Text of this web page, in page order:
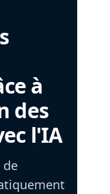
à
des
l'IA
de